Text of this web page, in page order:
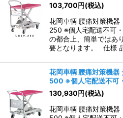
103,700円(税込)
花岡車輌 腰痛対策機器
250 ※個人宅配送不可
の都合上、簡単ではあ
要となります。 仕様
花岡車輌 腰痛対策機器
500 ※個人宅配送不可
130,930円(税込)
花岡車輌 腰痛対策機器